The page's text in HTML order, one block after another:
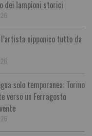
dei lampioni storici
l’artista nipponico tutto da
solo temporanea: Torino
verso un Ferragosto